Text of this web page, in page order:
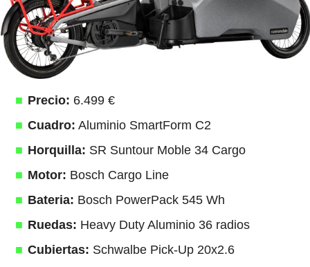
Precio: 6.499 €
Cuadro: Aluminio SmartForm C2
Horquilla: SR Suntour Moble 34 Cargo
Motor: Bosch Cargo Line
Bateria: Bosch PowerPack 545 Wh
Ruedas: Heavy Duty Aluminio 36 radios
Cubiertas: Schwalbe Pick-Up 20x2.6